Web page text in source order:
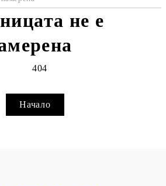
не е
Начало